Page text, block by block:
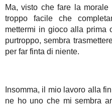
Ma, visto che fare la
troppo facile che
mettermi in gioco alla prima
purtroppo, sembra
per far finta di niente.
Insomma, il mio lavoro alla
ne ho uno che mi sembra